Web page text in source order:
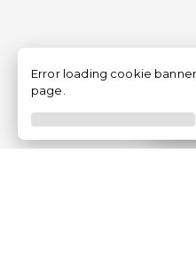
Error loading cookie
page.